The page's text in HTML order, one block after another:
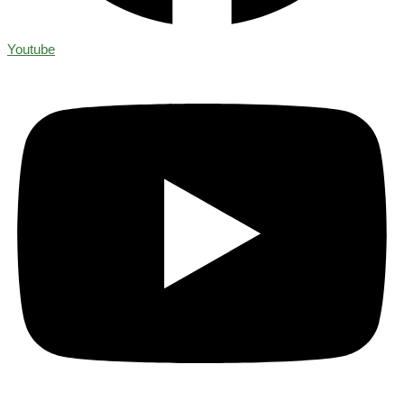
Youtube